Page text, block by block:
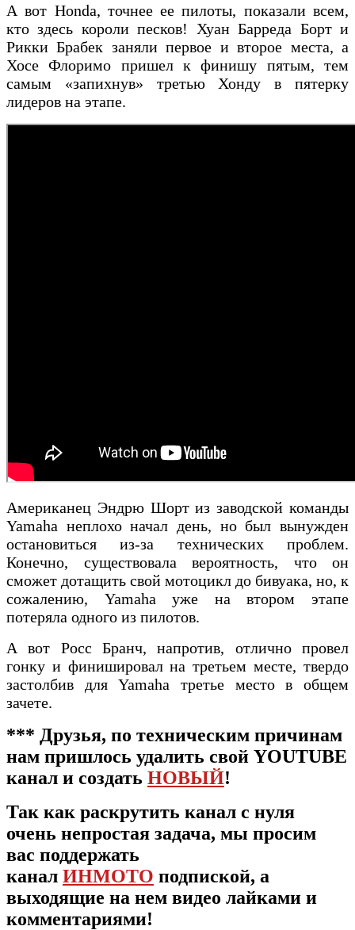
А вот Honda, точнее ее пилоты, показали всем,
кто здесь короли песков! Хуан Барреда Борт и
Рикки Брабек заняли первое и второе места, а
Хосе Флоримо пришел к финишу пятым, тем
самым «запихнув» третью Хонду в пятерку
лидеров на этапе.
Американец Эндрю Шорт из заводской команды
Yamaha неплохо начал день, но был вынужден
остановиться из-за технических проблем.
Конечно, существовала вероятность, что он
сможет дотащить свой мотоцикл до бивуака, но, к
сожалению, Yamaha уже на втором этапе
потеряла одного из пилотов.
А вот Росс Бранч, напротив, отлично провел
гонку и финишировал на третьем месте, твердо
застолбив для Yamaha третье место в общем
зачете.
*** Друзья, по техническим причинам
нам пришлось удалить свой YOUTUBE
канал и создать НОВЫЙ!
Так как раскрутить канал с нуля
очень непростая задача, мы просим
вас поддержать
канал ИНМОТО подпиской, а
выходящие на нем видео лайками и
комментариями!